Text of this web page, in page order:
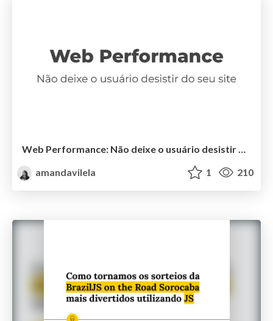
Web Performance: Não deixe o usuário desistir do seu site
amandavilela
1 210